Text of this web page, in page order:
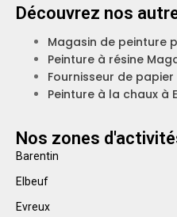
Découvrez nos
Magasin de peinture
Peinture à résine
Fournisseur de
Peinture à la chaux à
Nos zones
Barentin
Elbeuf
Evreux